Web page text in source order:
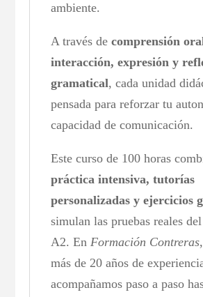
ambiente.
A través decomprensión
interacción, expresión y
gramatical, cada unidad
pensada para reforzar tu
capacidad de comunicación.
Este curso de 100 horas
práctica intensiva, tutorías
personalizadas y ejercicios
simulan las pruebas reales
A2. EnFormación Contreras
más de 20 años de
acompañamos paso a paso